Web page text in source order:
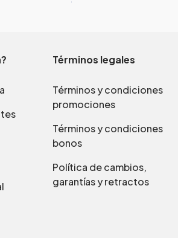
Términos legales
Términos y condiciones
promociones
Términos y condiciones
bonos
Política de cambios,
garantías y retractos